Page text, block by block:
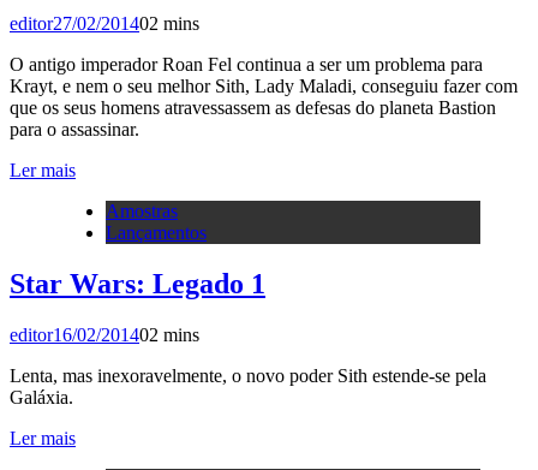
editor27/02/201402 mins
O antigo imperador Roan Fel continua a ser um problema para
Krayt, e nem o seu melhor Sith, Lady Maladi, conseguiu fazer com
que os seus homens atravessassem as defesas do planeta Bastion
para o assassinar.
Ler mais
Amostras
Lançamentos
Star Wars: Legado 1
editor16/02/201402 mins
Lenta, mas inexoravelmente, o novo poder Sith estende-se pela
Galáxia.
Ler mais